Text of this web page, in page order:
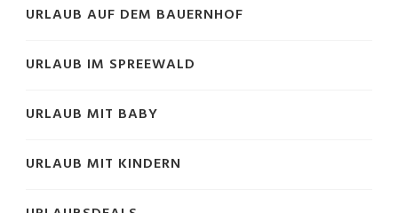
URLAUB AUF DEM BAUERNHOF
URLAUB IM SPREEWALD
URLAUB MIT BABY
URLAUB MIT KINDERN